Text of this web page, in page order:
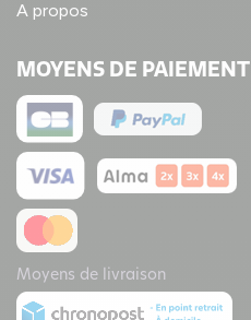
A propos
MOYENS DE PAIEMENT
Moyens de livraison